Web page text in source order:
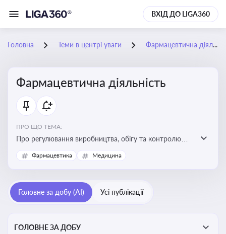
ВХІД ДО LIGA360
Головна Теми в центрі уваги Фармацевтична діяльність
Фармацевтична діяльність
ПРО ЩО ТЕМА:
Про регулювання виробництва, обігу та контролю
лікарських засобів для легальної роботи компаній та
аптек, з дотриманням стандартів якості та безпеки
Фармацевтика Медицина
Головне за добу (AI) Усі публікації
ГОЛОВНЕ ЗА ДОБУ